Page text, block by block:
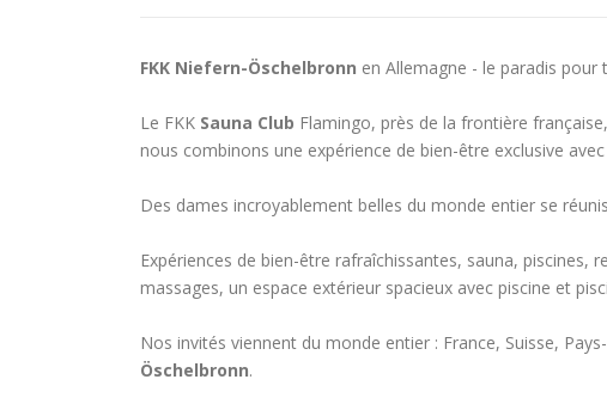
FKK Niefern-Öschelbronn en Allemagne - le paradis pour
Le FKK Sauna Club Flamingo, près de la frontière
nous combinons une expérience de bien-être exclusive
Des dames incroyablement belles du monde entier se
Expériences de bien-être rafraîchissantes, sauna, piscines,
massages, un espace extérieur spacieux avec piscine et
Nos invités viennent du monde entier : France, Suisse,
Öschelbronn.